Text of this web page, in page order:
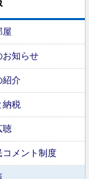
屋
お知らせ
紹介
納税
聴
コメント制度